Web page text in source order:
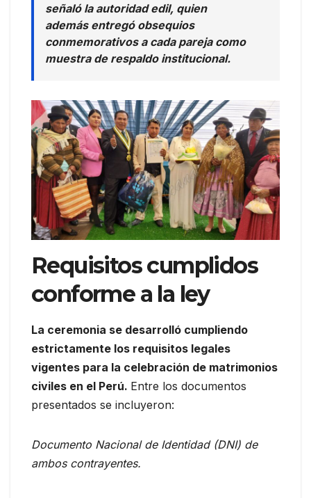
señaló la autoridad edil, quien
además entregó obsequios
conmemorativos a cada pareja como
muestra de respaldo institucional.
Requisitos cumplidos
conforme a la ley
La ceremonia se desarrolló cumpliendo
estrictamente los requisitos legales
vigentes para la celebración de matrimonios
civiles en el Perú. Entre los documentos
presentados se incluyeron:
Documento Nacional de Identidad (DNI) de
ambos contrayentes.